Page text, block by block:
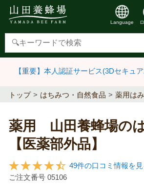
Language
【重要】本人認証サービス(3Dセキュ
トップ はちみつ・自然食品 薬用は
薬用 山田養蜂場の
【医薬部外品】
49件の口コミ情報を
ご注文番号 05106